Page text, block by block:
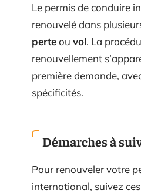
Le permis de conduire
renouvelé dans
perteou vol. La
renouvellement
première demande,
spécificités.
Démarches à
Pour renouveler votre
international, suivez